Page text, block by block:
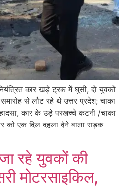
कार खड़े ट्रक में घुसी, दो युवकों
समारोह से लौट रहे थे उत्तर प्रदेश; चाका
कार के उड़े परखच्चे कटनी /चाका
को एक दिल दहला देने वाला सड़क
रहे युवकों की
मोटरसाइकिल,